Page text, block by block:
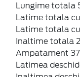
Lungime totala
Latime totala
Latime totala
Inaltime totala
Ampatament
Latimea